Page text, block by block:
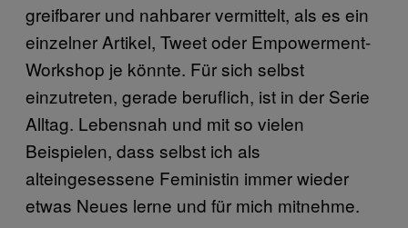
greifbarer und nahbarer vermittelt, als es ein
einzelner Artikel, Tweet oder Empowerment-
Workshop je könnte. Für sich selbst
einzutreten, gerade beruflich, ist in der Serie
Alltag. Lebensnah und mit so vielen
Beispielen, dass selbst ich als
alteingesessene Feministin immer wieder
etwas Neues lerne und für mich mitnehme.